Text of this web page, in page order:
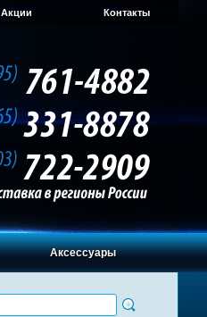
Акции Контакты
Аксессуары